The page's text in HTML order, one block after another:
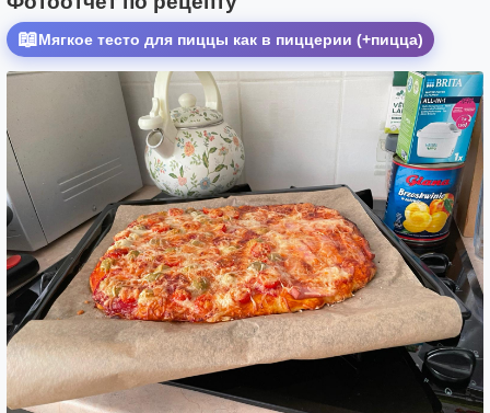
📖Мягкое тесто для пиццы как в пиццерии (+пицца)